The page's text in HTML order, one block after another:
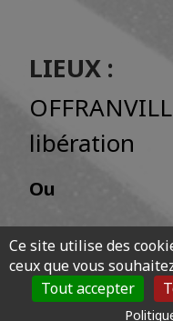
Ce site utilise des
ceux que vous
Tout accepter
LIEUX :
libération
Ou
DIEPPE, au
de la barre.